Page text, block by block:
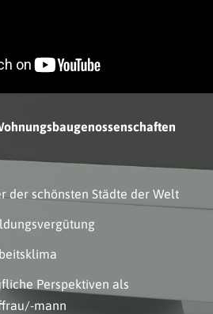
der schönsten Städte der Welt
Perspektiven als
mann